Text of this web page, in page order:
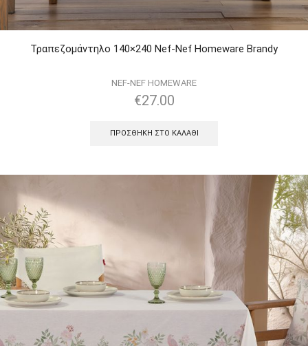
Τραπεζομάντηλο 140×240 Nef-Nef Homeware Brandy
NEF-NEF HOMEWARE
€27.00
ΠΡΟΣΘΉΚΗ ΣΤΟ ΚΑΛΆΘΙ